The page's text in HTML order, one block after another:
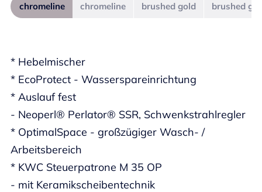
* Hebelmischer
* EcoProtect - Wasserspareinrichtung
* Auslauf fest
- Neoperl® Perlator® SSR, Schwenkstrahlregler
* OptimalSpace - großzügiger Wasch- /
Arbeitsbereich
* KWC Steuerpatrone M 35 OP
- mit Keramikscheibentechnik
chromeline chromeline brushed gold brushed